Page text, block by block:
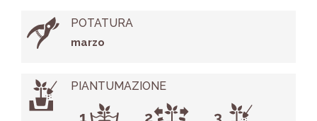
POTATURA
marzo
PIANTUMAZIONE